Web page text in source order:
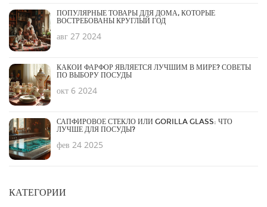
ПОПУЛЯРНЫЕ ТОВАРЫ ДЛЯ ДОМА, КОТОРЫЕ
ВОСТРЕБОВАНЫ КРУГЛЫЙ ГОД
авг 27 2024
КАКОЙ ФАРФОР ЯВЛЯЕТСЯ ЛУЧШИМ В МИРЕ? СОВЕТЫ
ПО ВЫБОРУ ПОСУДЫ
окт 6 2024
САПФИРОВОЕ СТЕКЛО ИЛИ GORILLA GLASS: ЧТО
ЛУЧШЕ ДЛЯ ПОСУДЫ?
фев 24 2025
КАТЕГОРИИ